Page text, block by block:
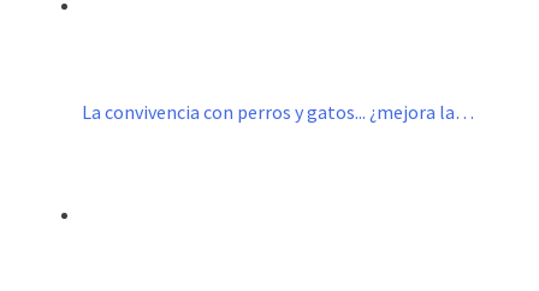
La convivencia con perros y gatos... ¿mejora la…